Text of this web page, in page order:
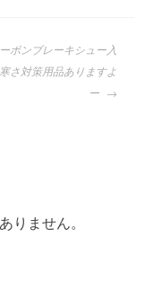
ボンブレーキシュー入
さ対策用品ありますよ
ー
りません。